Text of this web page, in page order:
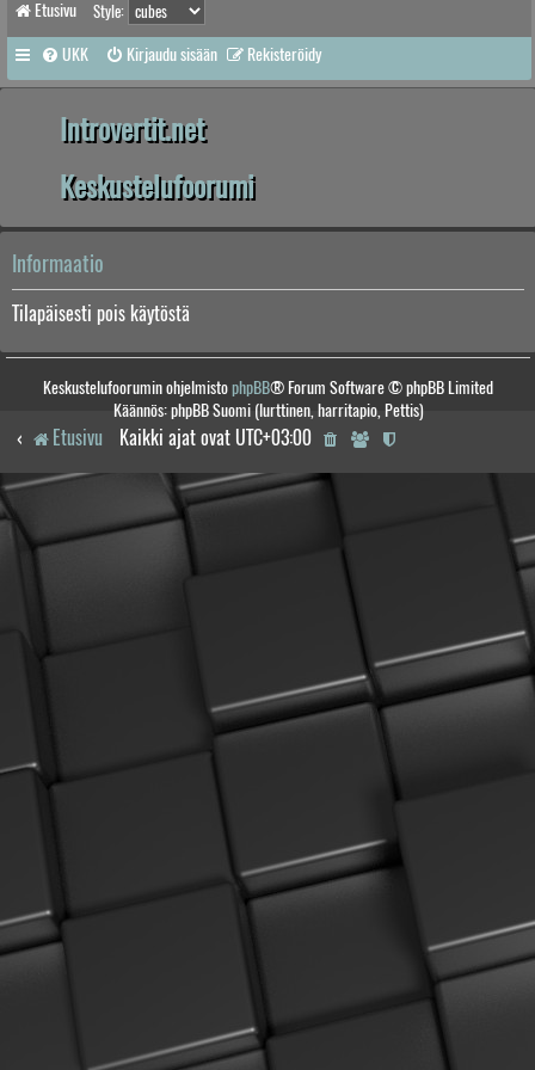
Etusivu Style:
UKK Kirjaudu sisään Rekisteröidy
Introvertit.net
Keskustelufoorumi
Informaatio
Tilapäisesti pois käytöstä
Keskustelufoorumin ohjelmistophpBB® Forum Software © phpBB Limited
Käännös: phpBB Suomi (lurttinen, harritapio, Pettis)
Etusivu Kaikki ajat ovat UTC+03:00